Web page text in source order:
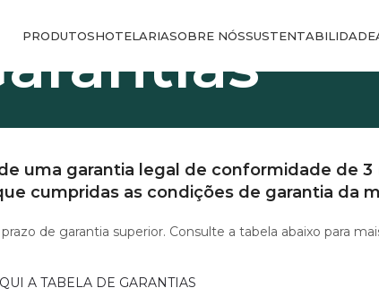
PRODUTOSHOTELARIASOBRE NÓSSUSTENTABILIDADE
uma garantia legal de conformidade de 3
cumpridas as condições de garantia da
de garantia superior. Consulte a tabela abaixo para
A TABELA DE GARANTIAS